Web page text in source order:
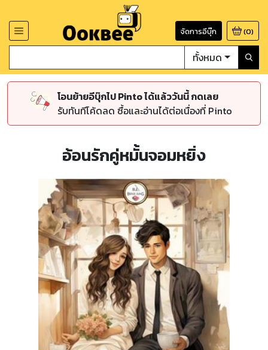
จัดการอีบุ๊ก (0)
ทั้งหมด
โอนย้ายอีบุ๊กไป Pinto ได้แล้ววันนี้ กดเลย
รับทันทีโค้ดลด ซื้อและอ่านได้ต่อเนื่องที่ Pinto
อ้อนรักคู่หมั้นจอมหยิ่ง